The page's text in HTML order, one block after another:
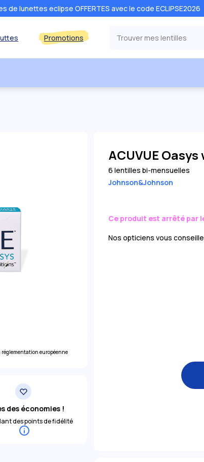
de lunettes eclipse OFFERTES avec le code ECLIPSE2026
Promotions
réglementation européenne
des économies !
des points de fidélité
ACUVUE
6 lentilles bi-mensuelles
Johnson&Johnson
Ce produit est arrêté par
Nos opticiens vous